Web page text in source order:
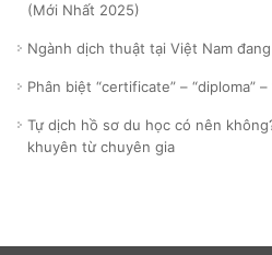
(Mới Nhất 2025)
Ngành dịch thuật tại Việt Nam
Phân biệt “certificate” – “diploma”
Tự dịch hồ sơ du học có nên
khuyên từ chuyên gia